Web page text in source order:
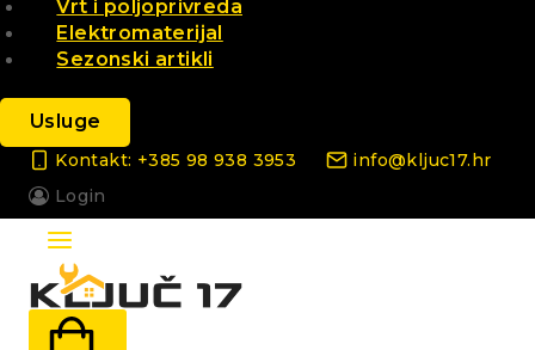
Vrt i poljoprivreda
Elektromaterijal
Sezonski artikli
Usluge
Kontakt: +385 98 938 3953
info@kljuc17.hr
Login